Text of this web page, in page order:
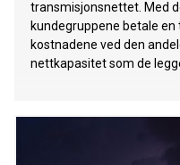
transmisjonsnettet. Med
kundegruppene betale
kostnadene ved den
nettkapasitet som de